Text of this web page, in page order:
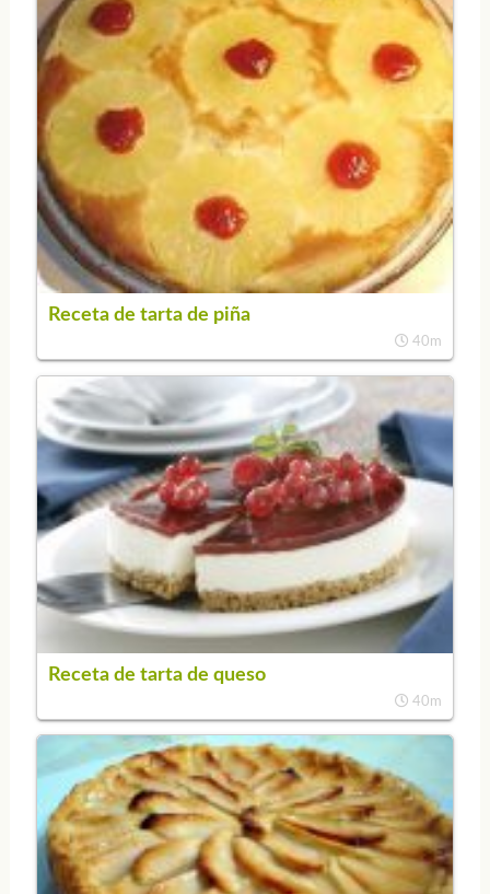
Receta de tarta de piña
40m
Receta de tarta de queso
40m